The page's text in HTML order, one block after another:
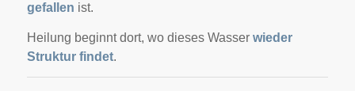
gefallen ist.
Heilung beginnt dort, wo dieses Wasser wieder
Struktur findet.